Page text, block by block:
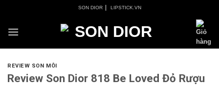
content
SON DIOR | LIPSTICK.VN
REVIEW SON MÔI
Review Son Dior 818 Be Loved Đỏ Rượu